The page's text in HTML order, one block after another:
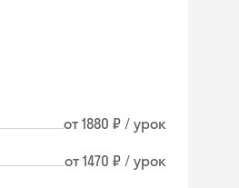
от 1880 ₽ / урок
от 1470 ₽ / урок